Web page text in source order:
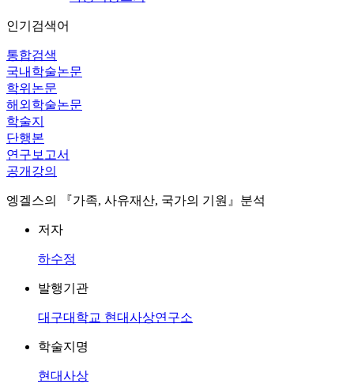
인기검색어
통합검색
국내학술논문
학위논문
해외학술논문
학술지
단행본
연구보고서
공개강의
엥겔스의 『가족, 사유재산, 국가의 기원』분석
저자
하수정
발행기관
대구대학교 현대사상연구소
학술지명
현대사상